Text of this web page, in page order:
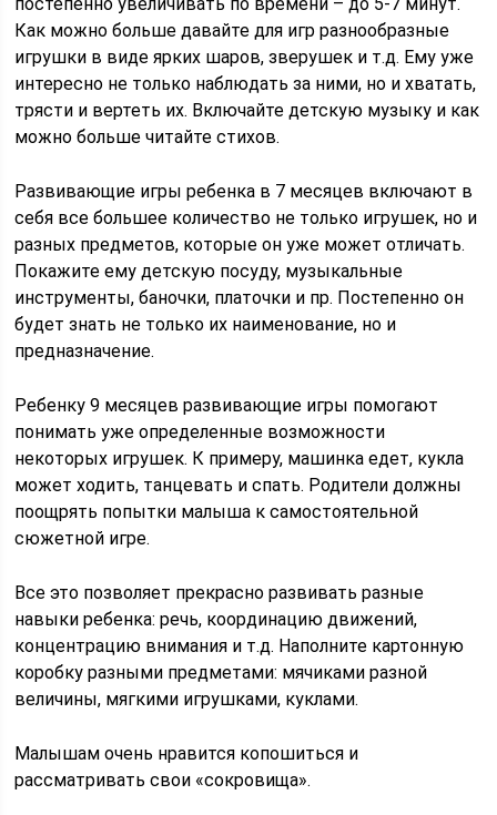
Как можно больше давайте для игр разнообразные
игрушки в виде ярких шаров, зверушек и т.д. Ему уже
интересно не только наблюдать за ними, но и хватать,
трясти и вертеть их. Включайте детскую музыку и как
можно больше читайте стихов.
Развивающие игры ребенка в 7 месяцев включают в
себя все большее количество не только игрушек, но и
разных предметов, которые он уже может отличать.
Покажите ему детскую посуду, музыкальные
инструменты, баночки, платочки и пр. Постепенно он
будет знать не только их наименование, но и
предназначение.
Ребенку 9 месяцев развивающие игры помогают
понимать уже определенные возможности
некоторых игрушек. К примеру, машинка едет, кукла
может ходить, танцевать и спать. Родители должны
поощрять попытки малыша к самостоятельной
сюжетной игре.
Все это позволяет прекрасно развивать разные
навыки ребенка: речь, координацию движений,
концентрацию внимания и т.д. Наполните картонную
коробку разными предметами: мячиками разной
величины, мягкими игрушками, куклами.
Малышам очень нравится копошиться и
рассматривать свои «сокровища».